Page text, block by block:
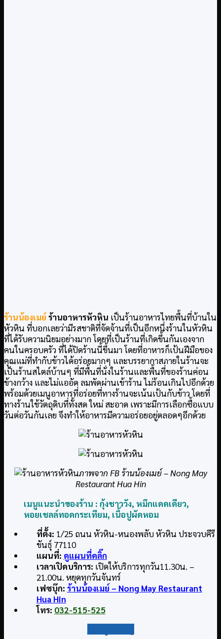
ร้านน้องเมย์ ร้านอาหารหัวหิน เป็นร้านอาหารไทยพื้นที่บ้านใน
หัวหิน ที่บอกเลยว่ามีรสชาติที่จัดจ้านที่เป็นอีกหนึ่งร้านในหัวหิน
ที่ได้รับความนิยมอย่างมาก โดยที่เป็นร้านที่เกิดขึ้นกันเองจาก
คนในครอบครัว ที่ได้ปิดร้านนี้ขึ้นมา โดยที่อาหารก็เป้นฝีมือของ
คุณแม่ที่ทำกับข้าวได้อร่อยมากๆ และบรรยากาสภายในร้านจะ
เป็นร้านสไตล์บ้านๆ ที่มีพื้นที่นั่งในร้านและพื้นที่ของร้านค่อน
ข้างกว้าง และไม่แออัด ลมพัดผ่านเข้าร้าน ไม่ร้อนเกินไปอีกด้วย
พร้อมด้วยเมนูอาหารที่อร่อยที่ทางร้านจะเน้นเป้นกับข้าว โดยที่
ทางร้านใช้วัตถุดิบที่ทั้งสด ใหม่ สะอาด เพราะมีการเลือกซื้อแบบ
วันต่อวันกันเลย จึงทำให้อาหารมีความอร่อยอยู่ตลอดๆอีกด้วย
ภาพจาก FB ร้านน้องเมย์ – Nong May
Restaurant Hua Hin
เมนูแนะนำของร้าน : กุ้งชาววัง, หมึกแดดเดียว,
หอยเชลล์ทอดกระเทียม, เนื้อปูผัดหอม
ที่ตั้ง: 1/25 ถนน หัวหิน-หนองพลับ หัวหิน ประจวบคีรี
ขันธุ์ 77110
แผนที่: ดูแผนที่คลิ๊ก
เวลาเปิดบริการ: เปิดให้บริการทุกวัน11.30น. –
21.00น. หยุดทุกวันจันทร์
เฟซบุ๊ก: ร้านน้องเมย์ – Nong May Restaurant
Hua Hin
โทร: 032-515-525